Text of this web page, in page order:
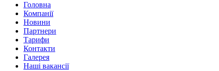
Головна
Компанії
Новини
Партнери
Тарифи
Контакти
Галерея
Наші вакансії